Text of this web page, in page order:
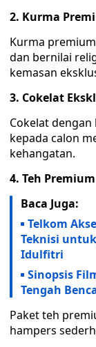
2. Kurma
Kurma
dan bernilai
kemasan
3. Cokelat
Cokelat
kepada calon
kehangatan.
4. Teh Premium
Baca Juga:
Telkom
Teknisi
Idulfitri
Sinopsis
Tengah
Paket teh
hampers